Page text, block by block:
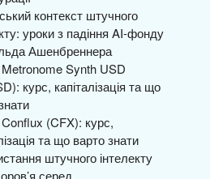
контекст штучного
уроки з падіння AI-фонду
Ашенбреннера
Synth USD
курс, капіталізація та що
(CFX): курс,
та що варто знати
штучного інтелекту
серед